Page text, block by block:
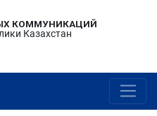
КОММУНИКАЦИЙ
Казахстан